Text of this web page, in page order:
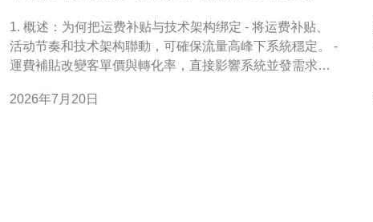
1. 概述：为何把运费补贴与技术架构绑定 - 将运费补贴、
活动节奏和技术架构聯動，可確保流量高峰下系統穩定。 -
運費補貼改變客單價與轉化率，直接影響系統並發需求。 -
預估流量峰值可避免因促銷造成的宕機與退單。 - 本段後
2026年7月20日